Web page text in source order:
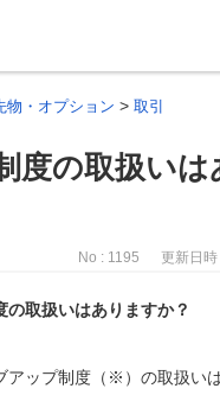
物・オプション > 取引
度の取扱いは
No : 1195 更新日
の取扱いはありますか？
アップ制度（※）の取扱い